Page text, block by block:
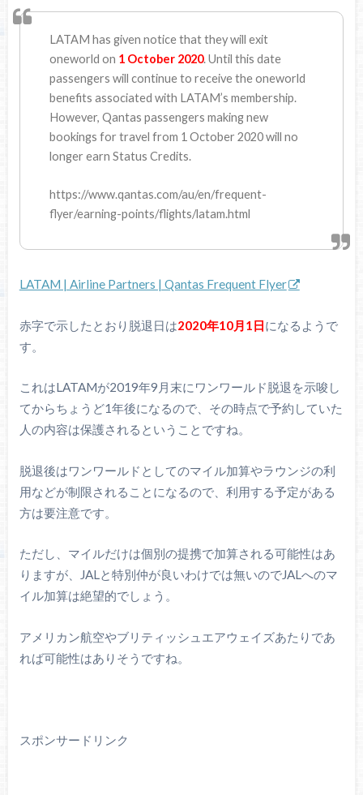
LATAM has given notice that they will exit
oneworld on 1 October 2020. Until this date
passengers will continue to receive the oneworld
benefits associated with LATAM’s membership.
However, Qantas passengers making new
bookings for travel from 1 October 2020 will no
longer earn Status Credits.
https://www.qantas.com/au/en/frequent-
flyer/earning-points/flights/latam.html
LATAM | Airline Partners | Qantas Frequent Flyer
赤字で示したとおり脱退日は2020年10月1日になるようで
す。
これはLATAMが2019年9月末にワンワールド脱退を示唆し
てからちょうど1年後になるので、その時点で予約していた
人の内容は保護されるということですね。
脱退後はワンワールドとしてのマイル加算やラウンジの利
用などが制限されることになるので、利用する予定がある
方は要注意です。
ただし、マイルだけは個別の提携で加算される可能性はあ
りますが、JALと特別仲が良いわけでは無いのでJALへのマ
イル加算は絶望的でしょう。
アメリカン航空やブリティッシュエアウェイズあたりであ
れば可能性はありそうですね。
スポンサードリンク